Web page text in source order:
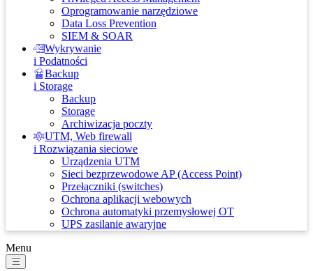
Oprogramowanie narzędziowe
Data Loss Prevention
SIEM & SOAR
Wykrywanie
i Podatności
Backup
i Storage
Backup
Storage
Archiwizacja poczty
UTM, Web firewall
i Rozwiązania sieciowe
Urządzenia UTM
Sieci bezprzewodowe AP (Access Point)
Przełączniki (switches)
Ochrona aplikacji webowych
Ochrona automatyki przemysłowej OT
UPS zasilanie awaryjne
Menu